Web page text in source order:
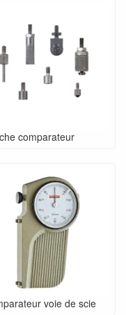
comparateur
voie de scie